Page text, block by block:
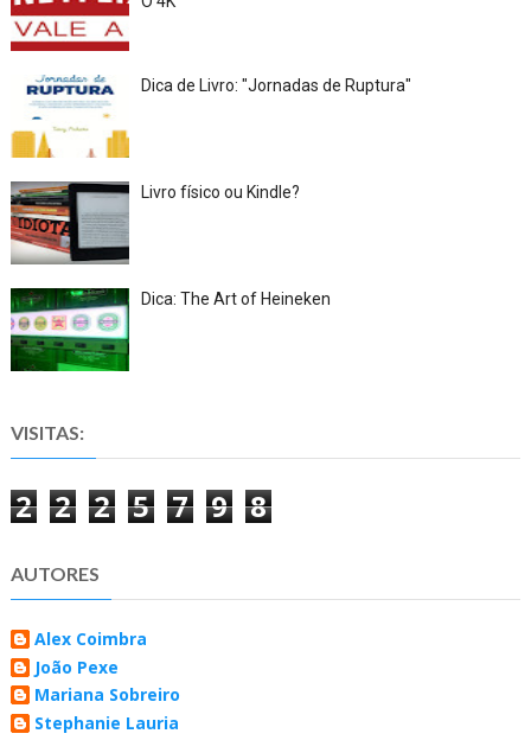
Dica de Livro: "Jornadas de Ruptura"
Livro físico ou Kindle?
Dica: The Art of Heineken
VISITAS:
2 2 2 5 7 9 8
AUTORES
Alex Coimbra
João Pexe
Mariana Sobreiro
Stephanie Lauria